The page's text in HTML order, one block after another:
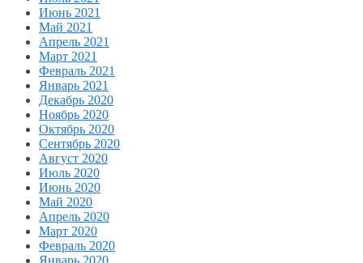
Июнь 2021
Май 2021
Апрель 2021
Март 2021
Февраль 2021
Январь 2021
Декабрь 2020
Ноябрь 2020
Октябрь 2020
Сентябрь 2020
Август 2020
Июль 2020
Июнь 2020
Май 2020
Апрель 2020
Март 2020
Февраль 2020
Январь 2020